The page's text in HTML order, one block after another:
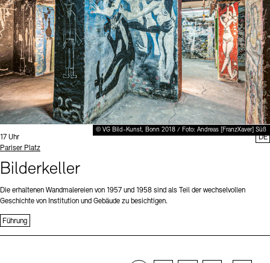
© VG Bild-Kunst, Bonn 2018 / Foto: Andreas [FranzXaver] Süß
Uhrzeit:
17 Uhr
Standort
Pariser Platz
Bilderkeller
Die erhaltenen Wandmalereien von 1957 und 1958 sind als Teil der wechselvollen
Geschichte von Institution und Gebäude zu besichtigen.
Führung
DE